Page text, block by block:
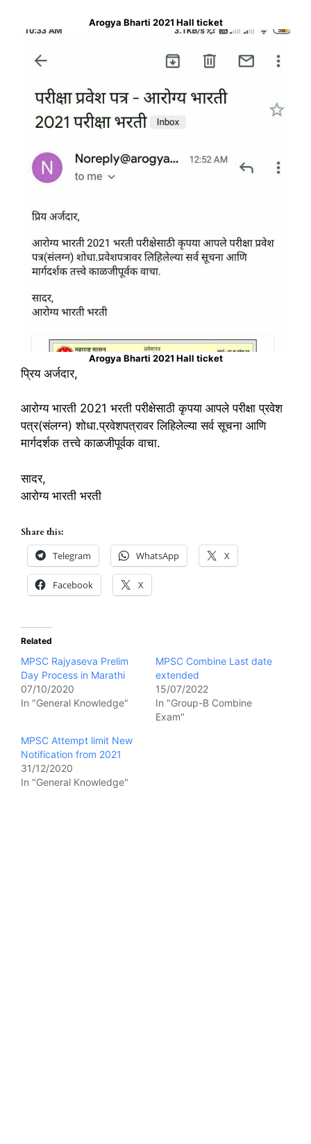
Arogya Bharti 2021 Hall ticket
Arogya Bharti 2021 Hall ticket
प्रिय अर्जदार,
आरोग्य भारती 2021 भरती परीक्षेसाठी कृपया आपले परीक्षा प्रवेश
पत्र(संलग्न) शोधा.प्रवेशपत्रावर लिहिलेल्या सर्व सूचना आणि
मार्गदर्शक तत्त्वे काळजीपूर्वक वाचा.
सादर,
आरोग्य भारती भरती
Share this:
Telegram WhatsApp X
Facebook X
Related
MPSC Rajyaseva Prelim
Day Process in Marathi
07/10/2020
In "General Knowledge"
MPSC Combine Last date
extended
15/07/2022
In "Group-B Combine
Exam"
MPSC Attempt limit New
Notification from 2021
31/12/2020
In "General Knowledge"